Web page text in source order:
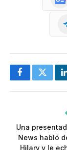
FacebookTwitter
Una
News habló
Hilary y le